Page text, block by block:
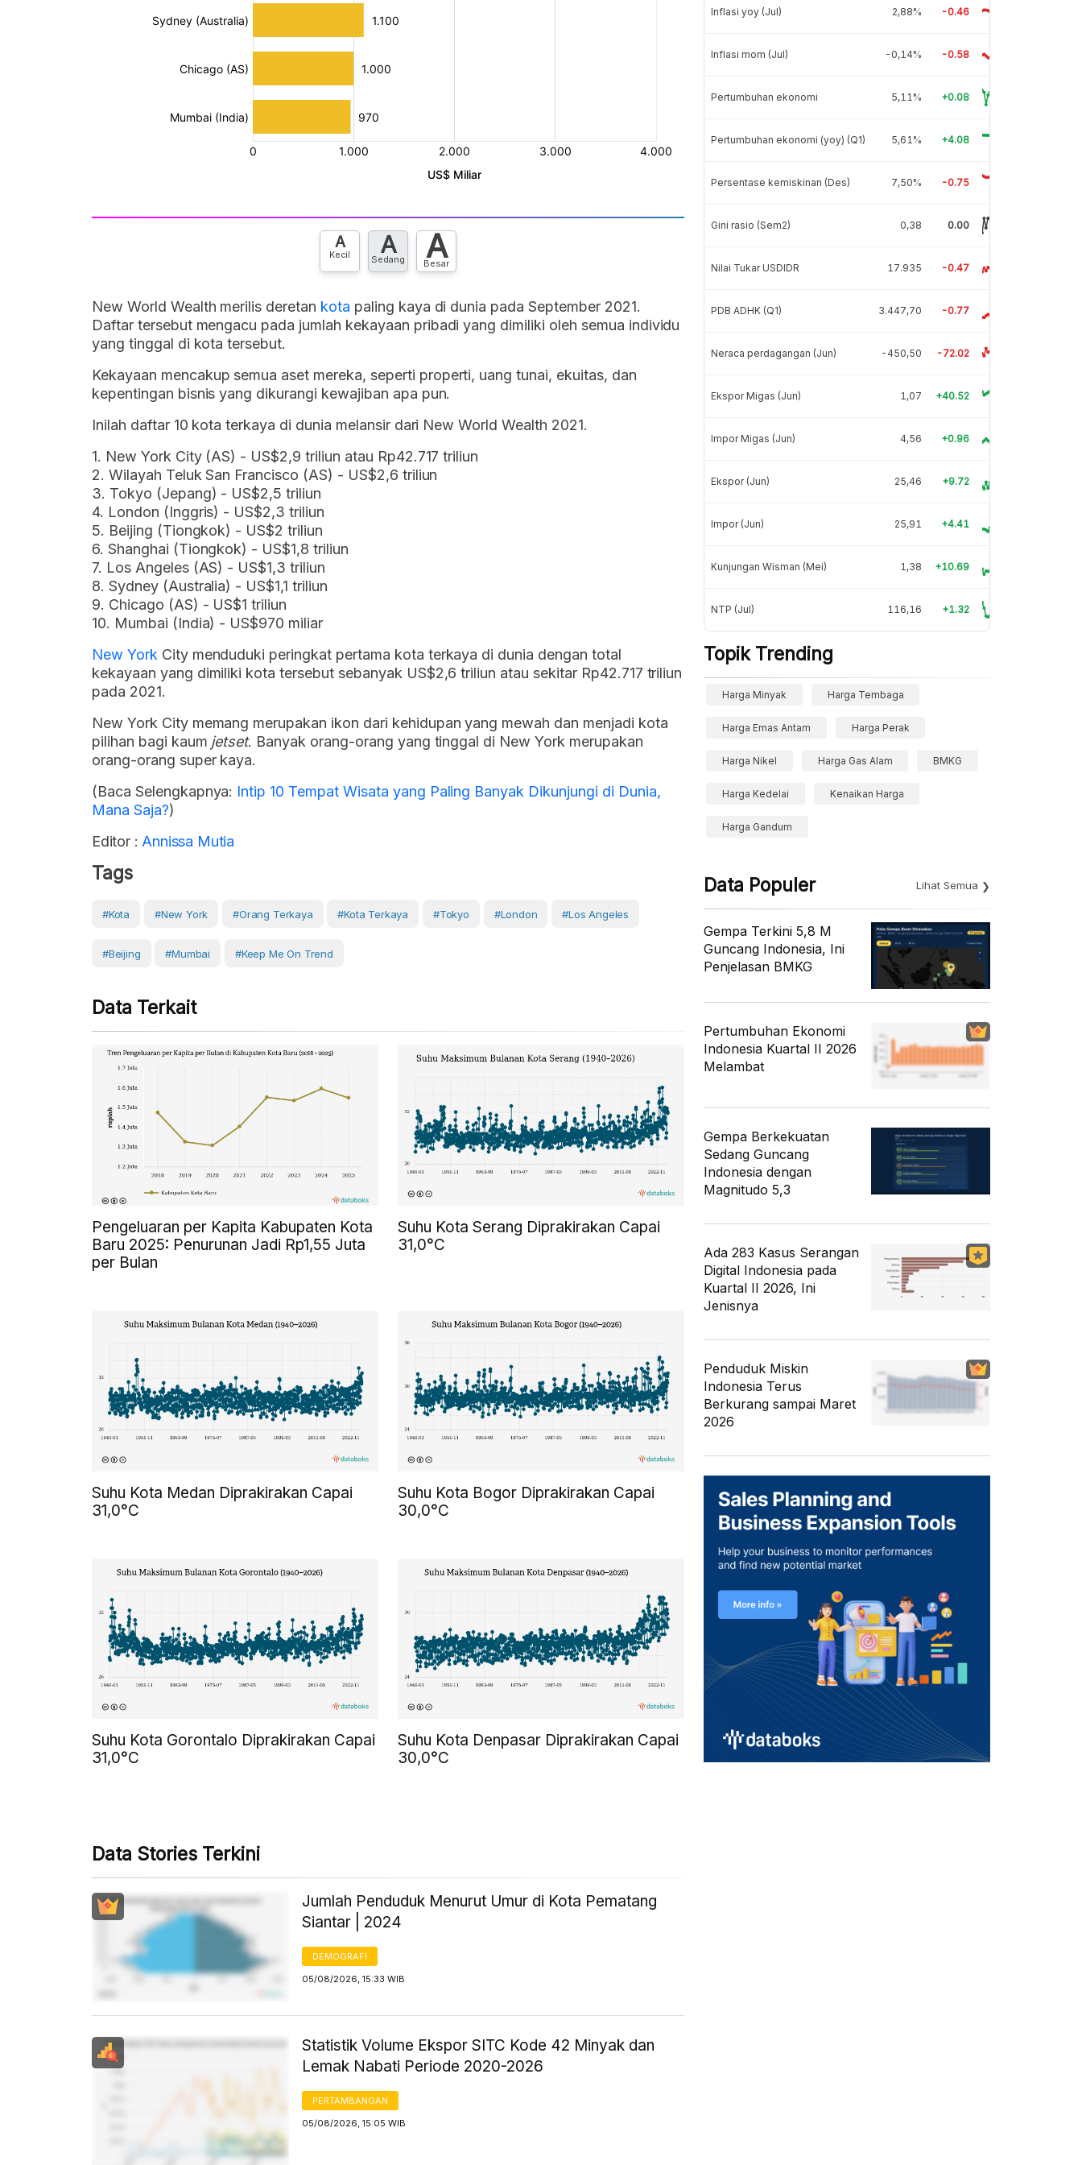
A
Kecil A
Sedang A
Besar
New World Wealth merilis deretan kota paling kaya di dunia pada September 2021.
Daftar tersebut mengacu pada jumlah kekayaan pribadi yang dimiliki oleh semua individu
yang tinggal di kota tersebut.
Kekayaan mencakup semua aset mereka, seperti properti, uang tunai, ekuitas, dan
kepentingan bisnis yang dikurangi kewajiban apa pun.
Inilah daftar 10 kota terkaya di dunia melansir dari New World Wealth 2021.
1. New York City (AS) - US$2,9 triliun atau Rp42.717 triliun
2. Wilayah Teluk San Francisco (AS) - US$2,6 triliun
3. Tokyo (Jepang) - US$2,5 triliun
4. London (Inggris) - US$2,3 triliun
5. Beijing (Tiongkok) - US$2 triliun
6. Shanghai (Tiongkok) - US$1,8 triliun
7. Los Angeles (AS) - US$1,3 triliun
8. Sydney (Australia) - US$1,1 triliun
9. Chicago (AS) - US$1 triliun
10. Mumbai (India) - US$970 miliar
New York City menduduki peringkat pertama kota terkaya di dunia dengan total
kekayaan yang dimiliki kota tersebut sebanyak US$2,6 triliun atau sekitar Rp42.717 triliun
pada 2021.
New York City memang merupakan ikon dari kehidupan yang mewah dan menjadi kota
pilihan bagi kaum jetset. Banyak orang-orang yang tinggal di New York merupakan
orang-orang super kaya.
(Baca Selengkapnya: Intip 10 Tempat Wisata yang Paling Banyak Dikunjungi di Dunia,
Mana Saja?)
Editor : Annissa Mutia
Tags
#Kota #New York #orang Terkaya #kota Terkaya #Tokyo #London #Los Angeles
#Beijing #Mumbai #Keep Me On Trend
Data Terkait
Pengeluaran per Kapita Kabupaten Kota
Baru 2025: Penurunan Jadi Rp1,55 Juta
per Bulan
Suhu Kota Serang Diprakirakan Capai
31,0°C
Suhu Kota Medan Diprakirakan Capai
31,0°C
Suhu Kota Bogor Diprakirakan Capai
30,0°C
Suhu Kota Gorontalo Diprakirakan Capai
31,0°C
Suhu Kota Denpasar Diprakirakan Capai
30,0°C
Data Stories Terkini
Jumlah Penduduk Menurut Umur di Kota Pematang
Siantar | 2024
DEMOGRAFI
05/08/2026, 15:33 WIB
Statistik Volume Ekspor SITC Kode 42 Minyak dan
Lemak Nabati Periode 2020-2026
PERTAMBANGAN
05/08/2026, 15:05 WIB
Inflasi yoy (Jul) 2,88% -0.46
Inflasi mom (Jul) -0,14% -0.58
Pertumbuhan ekonomi 5,11% +0.08
Pertumbuhan ekonomi (yoy) (Q1) 5,61% +4.08
Persentase kemiskinan (Des) 7,50% -0.75
Gini rasio (Sem2) 0,38 0.00
Nilai Tukar USDIDR 17.935 -0.47
PDB ADHK (Q1) 3.447,70 -0.77
Neraca perdagangan (Jun) -450,50 -72.02
Ekspor Migas (Jun) 1,07 +40.52
Impor Migas (Jun) 4,56 +0.96
Ekspor (Jun) 25,46 +9.72
Impor (Jun) 25,91 +4.41
Kunjungan Wisman (Mei) 1,38 +10.69
NTP (Jul) 116,16 +1.32
Topik Trending
Harga Minyak Harga Tembaga
Harga Emas Antam Harga Perak
Harga Nikel Harga Gas Alam BMKG
Harga Kedelai Kenaikan Harga
Harga Gandum
Data Populer Lihat Semua
Gempa Terkini 5,8 M
Guncang Indonesia, Ini
Penjelasan BMKG
Pertumbuhan Ekonomi
Indonesia Kuartal II 2026
Melambat
Gempa Berkekuatan
Sedang Guncang
Indonesia dengan
Magnitudo 5,3
Ada 283 Kasus Serangan
Digital Indonesia pada
Kuartal II 2026, Ini
Jenisnya
Penduduk Miskin
Indonesia Terus
Berkurang sampai Maret
2026